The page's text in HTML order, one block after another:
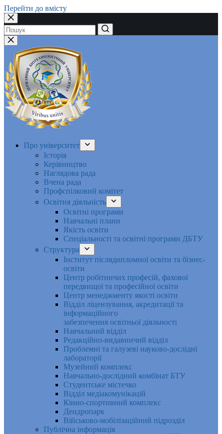
Перейти до вмісту
Немає
результатів
Про університет
Історія
Керівництво
Наглядова рада
Вчена рада
Профспілковий комітет
Освітня діяльність
Освітні програми
Навчальні плани
Якість освіти
Спеціальності та освітні програми ДБТУ
Структура
Інститут післядипломної освіти та бізнес-
освіти
Центр робітничих професій, фахової
передвищої та професійної освіти
Центр менеджменту якості освіти
Відділ ліцензування, акредитації та
інформаційного
забезпечення освітньої діяльності
Навчальний відділ
Редакційно-видавничий відділ
Проблемні та галузеві науково-дослідні
лабораторії
Музейний комплекс
Навчально-дослідний комбінат БТУ
Студентське містечко
Відділ медіакомунікацій
Кінно-спортивний комплекс
Дендропарк
Військово-мобілізаційний підрозділ
Публічна інформація